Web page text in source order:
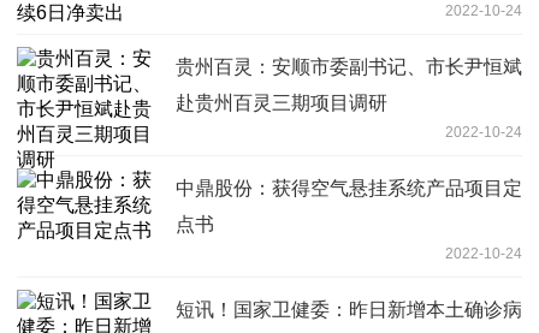
2022-10-24
贵州百灵：安顺市委副书记、市长尹恒斌
赴贵州百灵三期项目调研
2022-10-24
中鼎股份：获得空气悬挂系统产品项目定
点书
2022-10-24
短讯！国家卫健委：昨日新增本土确诊病